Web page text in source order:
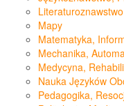
Literaturoznawstwo
Mapy
Matematyka,
Mechanika,
Medycyna,
Nauka Języków
Pedagogika,